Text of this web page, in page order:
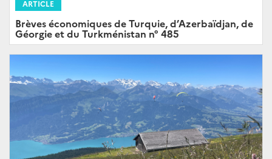
ARTICLE
Brèves économiques de Turquie, d’Azerbaïdjan, de
Géorgie et du Turkménistan n° 485